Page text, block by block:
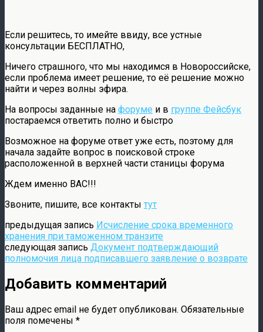
Если решитесь, то имейте ввиду, все устные
консультации БЕСПЛАТНО,
Ничего страшного, что мы находимся в Новороссийске,
если проблема имеет решение, то её решение можно
найти и через волны эфира.
На вопросы заданные на форуме и в группе Фейсбук
постараемся ответить полно и быстро
Возможное на форуме ответ уже есть, поэтому для
начала задайте вопрос в поисковой строке
расположенной в верхней части станицы форума
Ждем именно ВАС!!!
Звоните, пишите, все контакты тут
предыдущая запись Исчисление срока временного
хранения при таможенном транзите
следующая запись Документ подтверждающий
полномочия лица подписавшего заявление о возврате
Добавить комментарий
Ваш адрес email не будет опубликован. Обязательные
поля помечены *